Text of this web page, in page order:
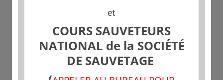
et
COURS SAUVETEURS
NATIONAL de la SOCIÉTÉ
DE SAUVETAGE